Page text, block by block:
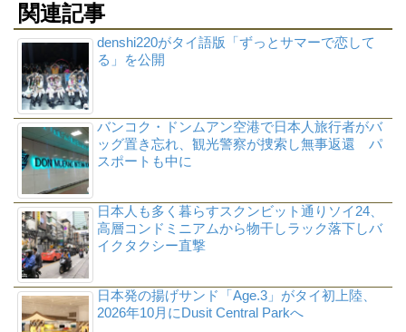
関連記事
denshi220がタイ語版「ずっとサマーで恋して
る」を公開
バンコク・ドンムアン空港で日本人旅行者がバ
ッグ置き忘れ、観光警察が捜索し無事返還 パ
スポートも中に
日本人も多く暮らすスクンビット通りソイ24、
高層コンドミニアムから物干しラック落下しバ
イクタクシー直撃
日本発の揚げサンド「Age.3」がタイ初上陸、
2026年10月にDusit Central Parkへ